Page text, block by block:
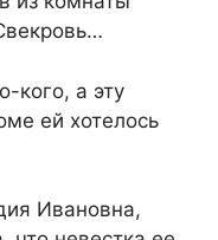
кого, а эту
ей хотелось
Ивановна,